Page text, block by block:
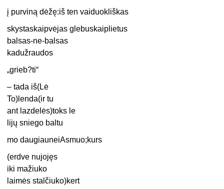
į purviną dėžę:iš ten vaiduokliškas
skystaskaipvėjas glebuskaiplietus
balsas-ne-balsas
kadužraudos
„grieb?ti“
– tada iš(Lė
To)lenda(ir tu
ant lazdelės)toks le
lijų sniego baltu
mo daugiauneiAsmuo;kurs
(erdve nujojęs
iki mažiuko
laimės stalčiuko)kert